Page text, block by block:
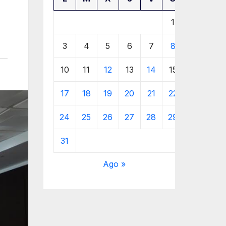
1
3 4 5 6 7 8
10 11 12 13 14 15
17 18 19 20 21 22
24 25 26 27 28 29
31
Ago »